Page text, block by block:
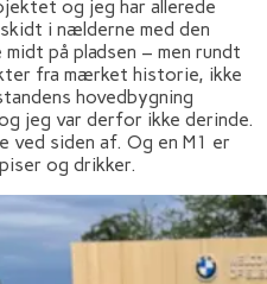
og jeg har allerede
i nælderne med den
på pladsen – men rundt
fra mærket historie, ikke
hovedbygning
jeg var derfor ikke derinde.
ved siden af. Og en M1 er
og drikker.